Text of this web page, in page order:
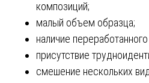
композиций;
малый объем образца;
наличие
присутствие
смешение нескольких